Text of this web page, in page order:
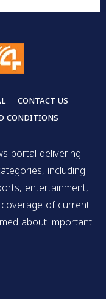
CONTACT US
CONDITIONS
portal delivering
including
entertainment,
of current
about important